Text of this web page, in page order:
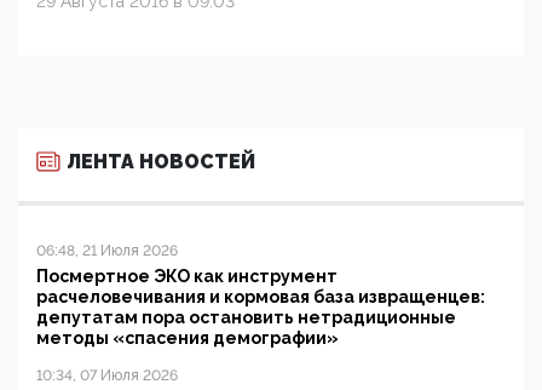
ЛЕНТА НОВОСТЕЙ
06:48, 21 Июля 2026
Посмертное ЭКО как инструмент
расчеловечивания и кормовая база извращенцев:
депутатам пора остановить нетрадиционные
методы «спасения демографии»
10:34, 07 Июля 2026